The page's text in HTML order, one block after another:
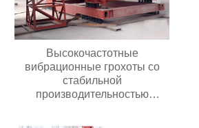
Высокочастотные
вибрационные грохоты со
стабильной
производительностью